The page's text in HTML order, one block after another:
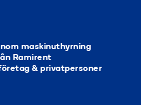
maskinuthyrning
Ramirent
& privatpersoner